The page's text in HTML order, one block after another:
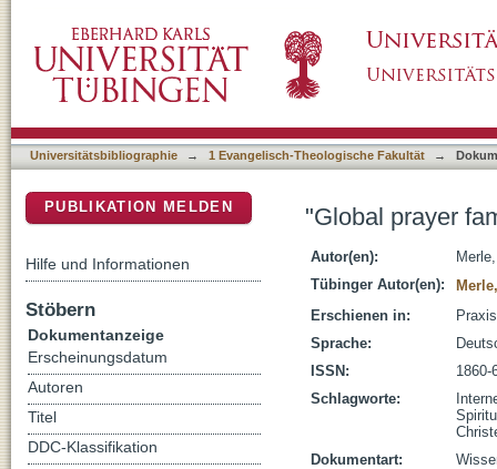
Universitätsbibliographie → 1 Evangelisch-Theologische Fakultät →
"Global prayer
Autor(en):
Tübinger Autor(en):
Erschienen in:
Sprache:
ISSN:
1860-
Schlagworte:
Dokumentart:
PUBLIKATION MELDEN
Hilfe und Informationen
Stöbern
Dokumentanzeige
Erscheinungsdatum
Autoren
Titel
DDC-Klassifikation